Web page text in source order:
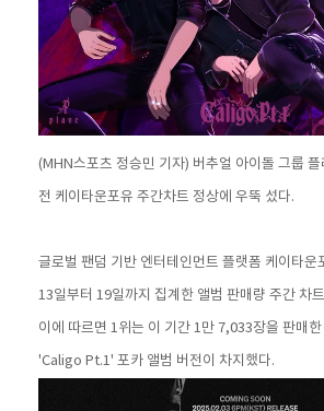
(MHN스포츠 정승민 기자) 버추얼 아이돌 그룹 플
전 케이타운포유 주간차트 정상에 우뚝 섰다.
글로벌 팬덤 기반 엔터테인먼트 플랫폼 케이타
13일부터 19일까지 집계한 앨범 판매량 주간 차
이에 따르면 1위는 이 기간 1만 7,033장을 판매
'Caligo Pt.1' 포카 앨범 버전이 차지했다.